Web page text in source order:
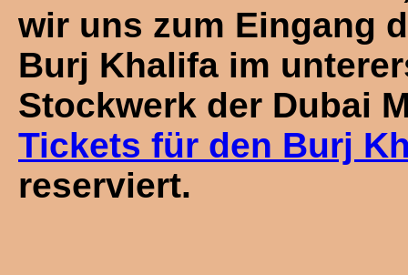
wir uns zum Eingang
Burj Khalifa im
Stockwerk der Dubai
Tickets für den Burj
reserviert.